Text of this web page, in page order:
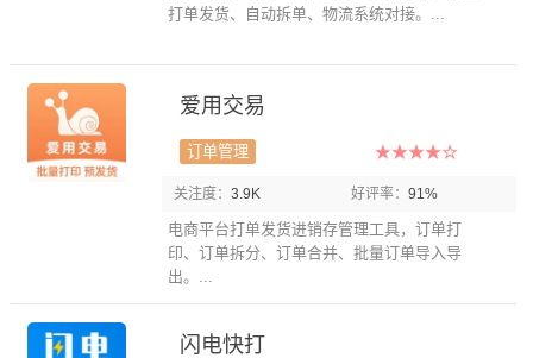
打单发货、自动拆单、物流系统对接。...
爱用交易
订单管理
关注度： 3.9K 好评率： 91%
电商平台打单发货进销存管理工具，订单打
印、订单拆分、订单合并、批量订单导入导
出。...
闪电快打